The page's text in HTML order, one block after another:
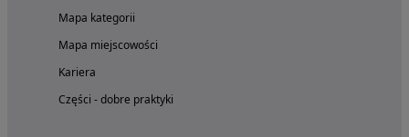
Mapa kategorii
Mapa miejscowości
Kariera
Części - dobre praktyki